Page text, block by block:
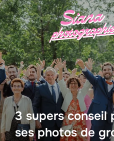
Aller
au
contenu
3 supers conseil
ses photos de